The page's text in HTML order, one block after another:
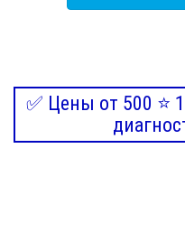
✅ Цены от 500 ⭐